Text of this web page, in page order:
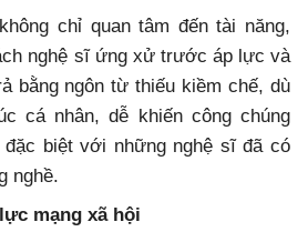
chỉ quan tâm đến tài năng,
nghệ sĩ ứng xử trước áp lực và
bằng ngôn từ thiếu kiềm chế, dù
cá nhân, dễ khiến công chúng
biệt với những nghệ sĩ đã có
nghề.
mạng xã hội